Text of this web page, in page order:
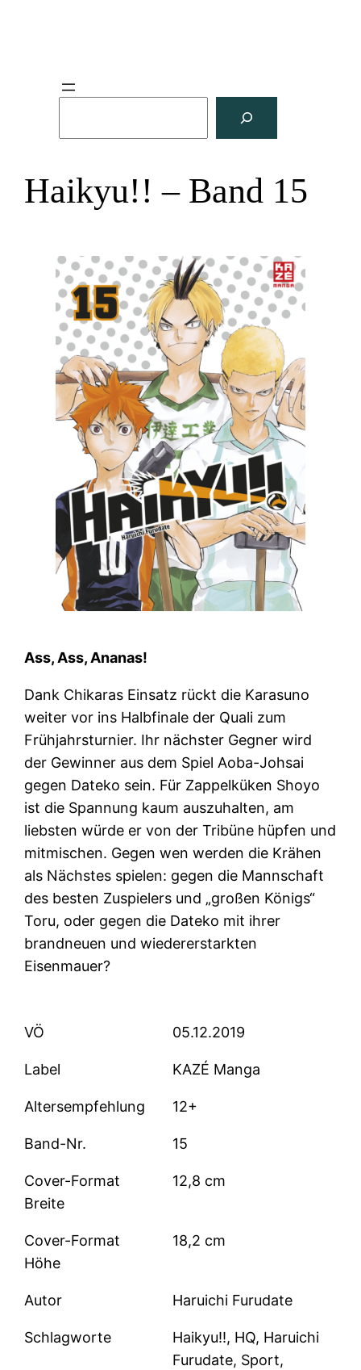
e
Haikyu!! – Band 15
Ass, Ass, Ananas!
Dank Chikaras Einsatz rückt die Karasuno
weiter vor ins Halbfinale der Quali zum
Frühjahrsturnier. Ihr nächster Gegner wird
der Gewinner aus dem Spiel Aoba-Johsai
gegen Dateko sein. Für Zappelküken Shoyo
ist die Spannung kaum auszuhalten, am
liebsten würde er von der Tribüne hüpfen und
mitmischen. Gegen wen werden die Krähen
als Nächstes spielen: gegen die Mannschaft
des besten Zuspielers und „großen Königs“
Toru, oder gegen die Dateko mit ihrer
brandneuen und wiedererstarkten
Eisenmauer?
VÖ 05.12.2019
Label KAZÉ Manga
Altersempfehlung 12+
Band-Nr. 15
Cover-Format
Breite
12,8 cm
Cover-Format
Höhe
18,2 cm
Autor Haruichi Furudate
Schlagworte
Haikyu!!, HQ, Haruichi
Furudate, Sport,